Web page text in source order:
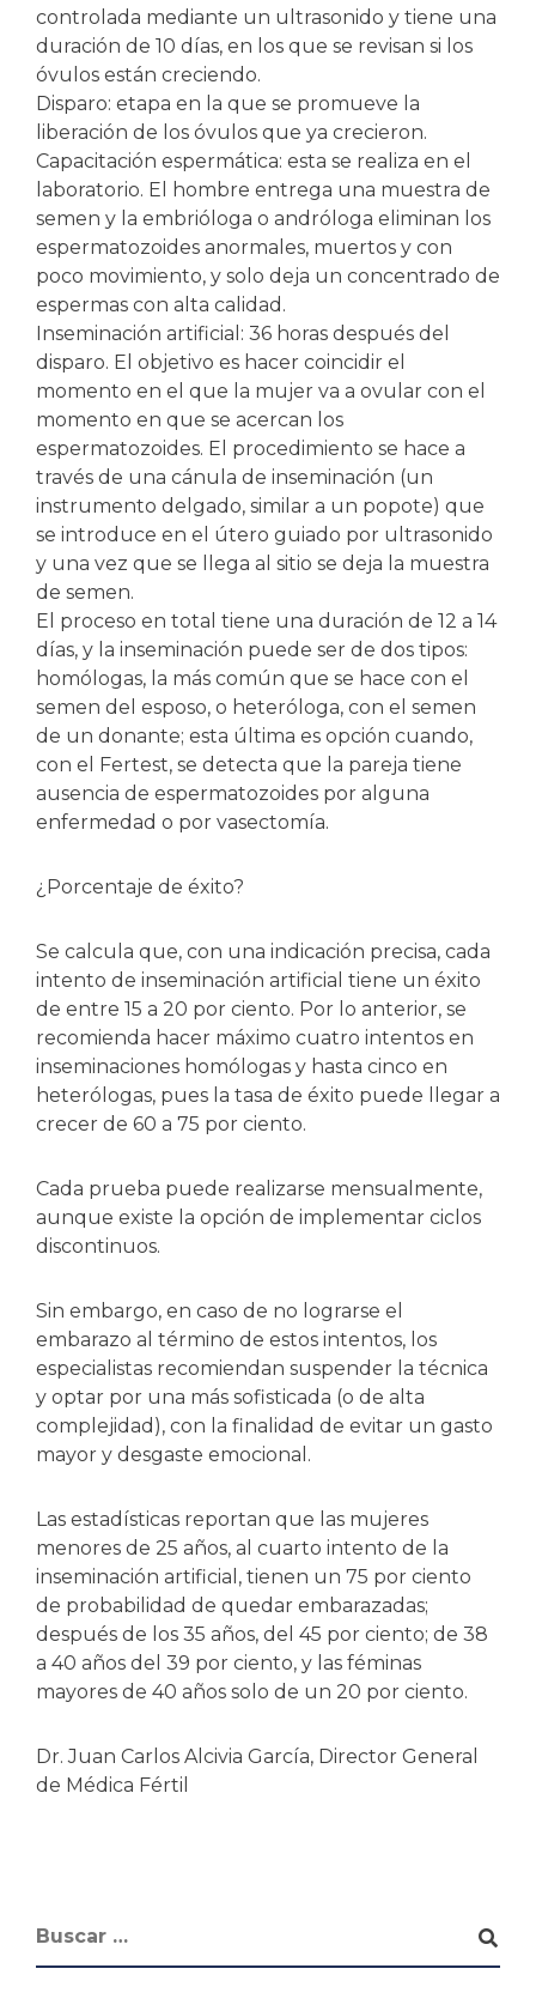
controlada mediante un ultrasonido y tiene una
duración de 10 días, en los que se revisan si los
óvulos están creciendo.
Disparo: etapa en la que se promueve la
liberación de los óvulos que ya crecieron.
Capacitación espermática: esta se realiza en el
laboratorio. El hombre entrega una muestra de
semen y la embrióloga o andróloga eliminan los
espermatozoides anormales, muertos y con
poco movimiento, y solo deja un concentrado de
espermas con alta calidad.
Inseminación artificial: 36 horas después del
disparo. El objetivo es hacer coincidir el
momento en el que la mujer va a ovular con el
momento en que se acercan los
espermatozoides. El procedimiento se hace a
través de una cánula de inseminación (un
instrumento delgado, similar a un popote) que
se introduce en el útero guiado por ultrasonido
y una vez que se llega al sitio se deja la muestra
de semen.
El proceso en total tiene una duración de 12 a 14
días, y la inseminación puede ser de dos tipos:
homólogas, la más común que se hace con el
semen del esposo, o heteróloga, con el semen
de un donante; esta última es opción cuando,
con el Fertest, se detecta que la pareja tiene
ausencia de espermatozoides por alguna
enfermedad o por vasectomía.
¿Porcentaje de éxito?
Se calcula que, con una indicación precisa, cada
intento de inseminación artificial tiene un éxito
de entre 15 a 20 por ciento. Por lo anterior, se
recomienda hacer máximo cuatro intentos en
inseminaciones homólogas y hasta cinco en
heterólogas, pues la tasa de éxito puede llegar a
crecer de 60 a 75 por ciento.
Cada prueba puede realizarse mensualmente,
aunque existe la opción de implementar ciclos
discontinuos.
Sin embargo, en caso de no lograrse el
embarazo al término de estos intentos, los
especialistas recomiendan suspender la técnica
y optar por una más sofisticada (o de alta
complejidad), con la finalidad de evitar un gasto
mayor y desgaste emocional.
Las estadísticas reportan que las mujeres
menores de 25 años, al cuarto intento de la
inseminación artificial, tienen un 75 por ciento
de probabilidad de quedar embarazadas;
después de los 35 años, del 45 por ciento; de 38
a 40 años del 39 por ciento, y las féminas
mayores de 40 años solo de un 20 por ciento.
Dr. Juan Carlos Alcivia García, Director General
de Médica Fértil